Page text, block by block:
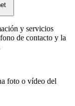
y servicios
de contacto y la
foto o vídeo del